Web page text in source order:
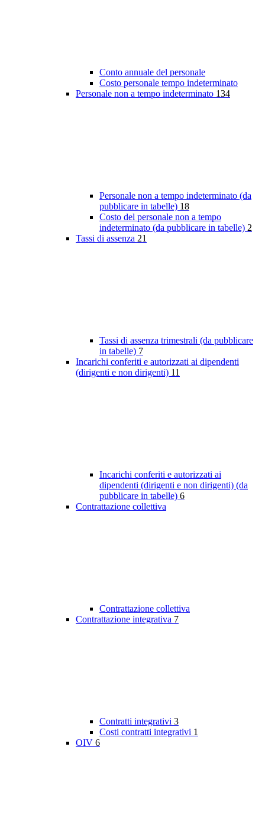
Conto annuale del personale
Costo personale tempo indeterminato
Personale non a tempo indeterminato 134
Personale non a tempo indeterminato (da
pubblicare in tabelle) 18
Costo del personale non a tempo
indeterminato (da pubblicare in tabelle) 2
Tassi di assenza 21
Tassi di assenza trimestrali (da pubblicare
in tabelle) 7
Incarichi conferiti e autorizzati ai dipendenti
(dirigenti e non dirigenti) 11
Incarichi conferiti e autorizzati ai
dipendenti (dirigenti e non dirigenti) (da
pubblicare in tabelle) 6
Contrattazione collettiva
Contrattazione collettiva
Contrattazione integrativa 7
Contratti integrativi 3
Costi contratti integrativi 1
OIV 6